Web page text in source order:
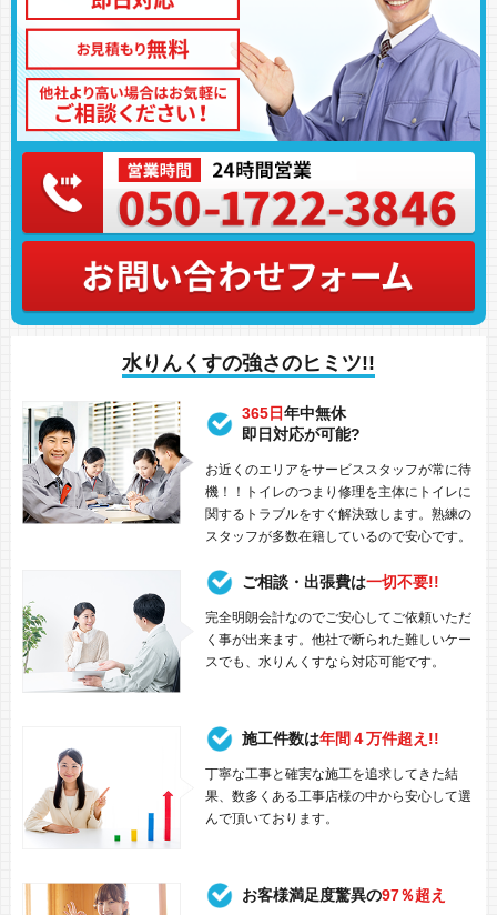
水りんくすの強さのヒミツ!!
365日年中無休
即日対応が可能?
お近くのエリアをサービススタッフが常に待
機！！トイレのつまり修理を主体にトイレに
関するトラブルをすぐ解決致します。熟練の
スタッフが多数在籍しているので安心です。
ご相談・出張費は一切不要!!
完全明朗会計なのでご安心してご依頼いただ
く事が出来ます。他社で断られた難しいケー
スでも、水りんくすなら対応可能です。
施工件数は年間４万件超え!!
丁寧な工事と確実な施工を追求してきた結
果、数多くある工事店様の中から安心して選
んで頂いております。
お客様満足度驚異の97％超え